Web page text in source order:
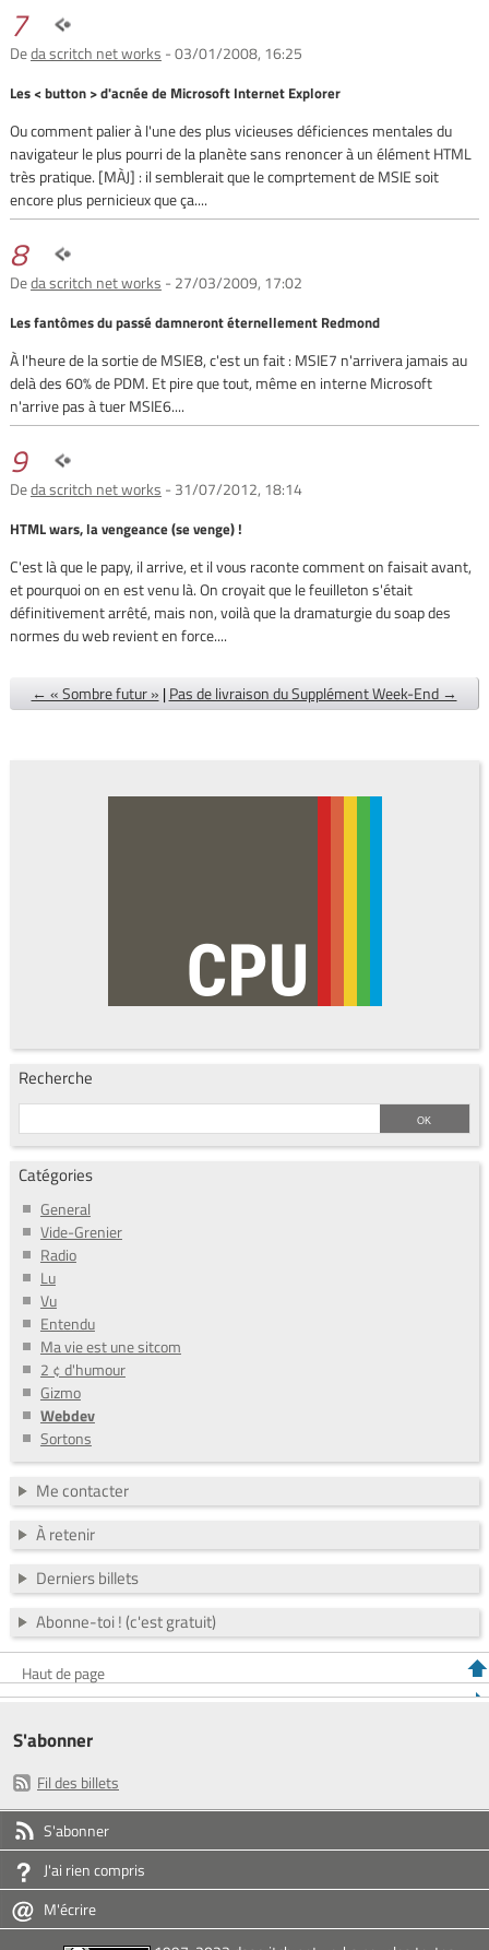
7
Deda scritch net works - 03/01/2008, 16:25
Les < button > d'acnée de Microsoft Internet Explorer
Ou comment palier à l'une des plus vicieuses déficiences mentales du
navigateur le plus pourri de la planète sans renoncer à un élément HTML
très pratique. [MÀJ] : il semblerait que le comprtement de MSIE soit
encore plus pernicieux que ça....
8
Deda scritch net works - 27/03/2009, 17:02
Les fantômes du passé damneront éternellement Redmond
À l'heure de la sortie de MSIE8, c'est un fait : MSIE7 n'arrivera jamais au
delà des 60% de PDM. Et pire que tout, même en interne Microsoft
n'arrive pas à tuer MSIE6....
9
Deda scritch net works - 31/07/2012, 18:14
HTML wars, la vengeance (se venge) !
C'est là que le papy, il arrive, et il vous raconte comment on faisait avant,
et pourquoi on en est venu là. On croyait que le feuilleton s'était
définitivement arrêté, mais non, voilà que la dramaturgie du soap des
normes du web revient en force....
← « Sombre futur » | Pas de livraison du Supplément Week-End →
Recherche
Catégories
General
Vide-Grenier
Radio
Lu
Vu
Entendu
Ma vie est une sitcom
2 ¢ d'humour
Gizmo
Webdev
Sortons
Me contacter
À retenir
Derniers billets
Abonne-toi ! (c'est gratuit)
Haut de page
S'abonner
Fil des billets
S'abonner
J'ai rien compris
M'écrire